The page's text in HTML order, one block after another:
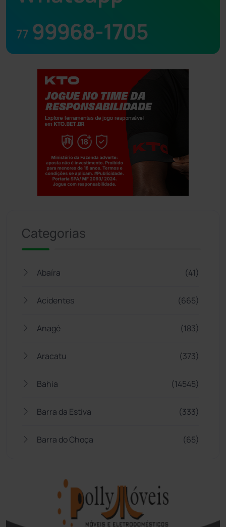
77 99968-1705
Categorias
Abaíra (41)
Acidentes (665)
Anagé (183)
Aracatu (373)
Bahia (14545)
Barra da Estiva (333)
Barra do Choça (65)
Bom Jesus da Lapa
Boquira